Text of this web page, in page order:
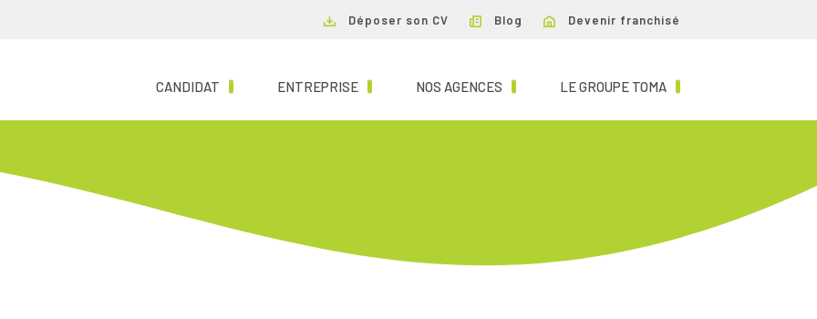
Déposer son CV Blog Devenir franchisé
CANDIDAT (CURRENT)ENTREPRISE(CURRENT)NOS AGENCES (CURRENT)LE GROUPE TOMA (CURRENT)